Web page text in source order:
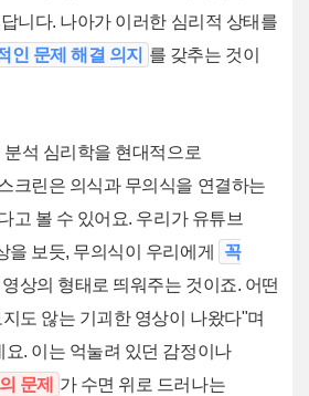
니다. 나아가 이러한 심리적 상태를
인 문제 해결 의지
를 갖추는 것이
석 심리학을 현대적으로
크린은 의식과 무의식을 연결하는
고 볼 수 있어요. 우리가 유튜브
을 보듯, 무의식이 우리에게
꼭
영상의 형태로 띄워주는 것이죠. 어떤
도 않는 기괴한 영상이 나왔다"며
. 이는 억눌려 있던 감정이나
문제
가 수면 위로 드러나는